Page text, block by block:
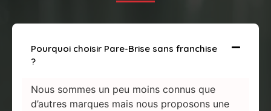
Pourquoi choisir Pare-Brise sans franchise
?
Nous sommes un peu moins connus que
d’autres marques mais nous proposons une